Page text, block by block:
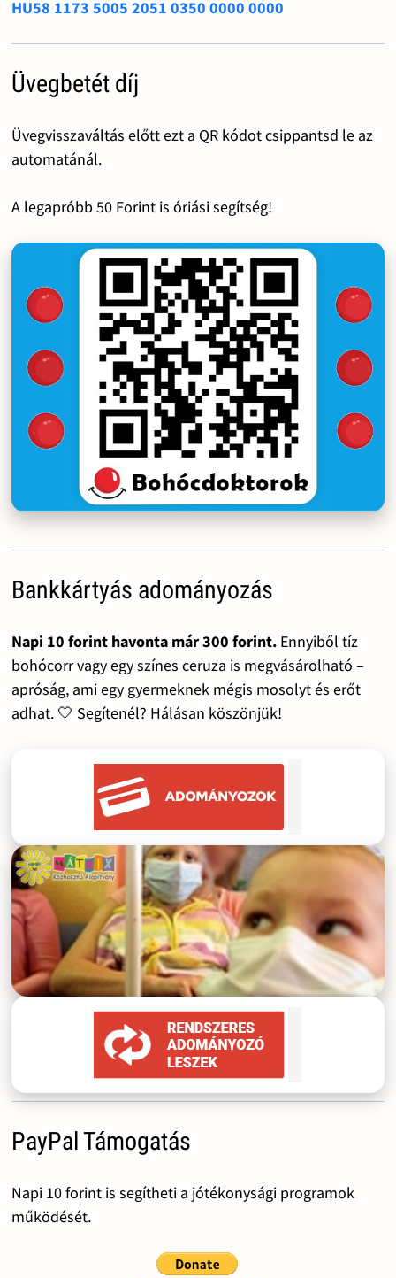
HU58 1173 5005 2051 0350 0000 0000
Üvegbetét díj
Üvegvisszaváltás előtt ezt a QR kódot csippantsd le az
automatánál.
A legapróbb 50 Forint is óriási segítség!
Bankkártyás adományozás
Napi 10 forint havonta már 300 forint.Ennyiből tíz
bohócorr vagy egy színes ceruza is megvásárolható –
apróság, ami egy gyermeknek mégis mosolyt és erőt
adhat. 🤍 Segítenél? Hálásan köszönjük!
PayPal Támogatás
Napi 10 forint is segítheti a jótékonysági programok
működését.